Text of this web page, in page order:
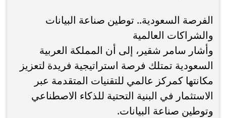
الفرصة السعودية.. توطين صناعة البيانات
والشراكات العالمية
وأشار سامر شقير، إلى أن المملكة العربية
السعودية تمتلك فرصة استراتيجية فريدة لتعزيز
مكانتها كمركز عالمي للتقنيات المتقدمة عبر
الاستثمار في البنية التحتية للذكاء الاصطناعي
وتوطين صناعة البيانات.